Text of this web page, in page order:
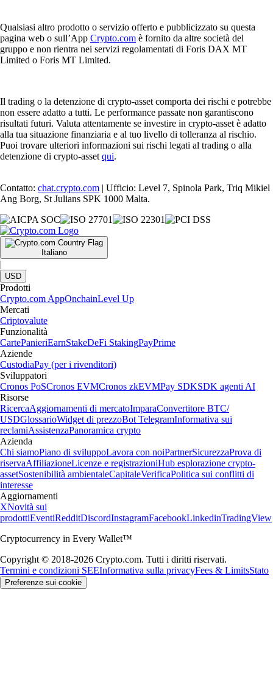
Qualsiasi altro prodotto o servizio offerto e pubblicizzato su questa
pagina web o sull’App Crypto.com è fornito da altre società del
gruppo e non rientra nei servizi regolamentati di Foris DAX MT
Limited o Foris MT Limited.
Il trading o la detenzione di crypto-asset comporta dei rischi e potrebbe
non essere adatto a tutti. Le performance passate non garantiscono
risultati futuri. Valuta attentamente se investire in crypto-asset è adatto
alla tua situazione finanziaria e al tuo livello di tolleranza al rischio.
Puoi trovare ulteriori informazioni sui rischi legati al trading o alla
detenzione di crypto-asset qui.
Contatto: chat.crypto.com | Ufficio: Level 7, Spinola Park, Triq Mikiel
Ang Borg, St Julians SPK 1000 Malta.
Italiano
|
USD
Prodotti
Crypto.com AppOnchainLevel Up
Mercati
Criptovalute
Funzionalità
CartePanieriEarnStakeDeFi StakingPayPrime
Aziende
CustodiaPay (per i rivenditori)
Sviluppatori
Cronos PoSCronos EVMCronos zkEVMPay SDKSDK agenti AI
Risorse
RicercaAggiornamenti di mercatoImparaConvertitore BTC/
USDGlossarioWidget di prezzoBot TelegramInformativa sui
reclamiAssistenzaPanoramica crypto
Azienda
Chi siamoPiano di sviluppoLavora con noiPartnerSicurezzaProva di
riservaAffiliazioneLicenze e registrazioniHub esplorazione crypto-
assetSostenibilità ambientaleCapitaleVerificaPolitica sui conflitti di
interesse
Aggiornamenti
XNovità sui
prodottiEventiRedditDiscordInstagramFacebookLinkedinTradingView
Cryptocurrency in Every Wallet™
Copyright © 2018-2026 Crypto.com. Tutti i diritti riservati.
Termini e condizioni SEEInformativa sulla privacyFees & LimitsStato
Preferenze sui cookie